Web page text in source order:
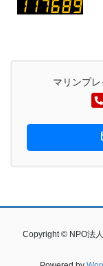
マリンプ
Copyright © NPO法